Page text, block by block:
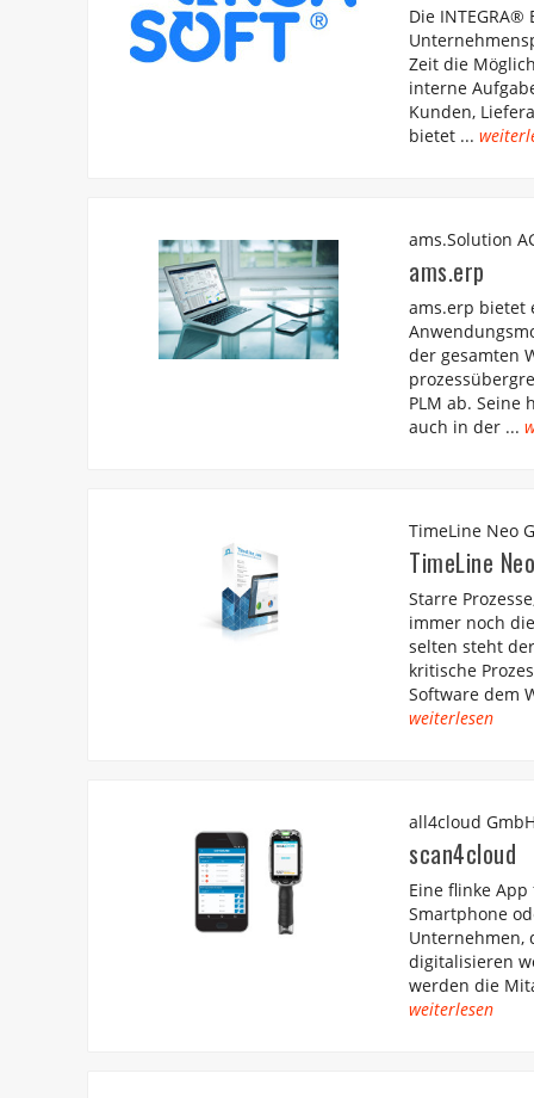
Die
Zeit die
interne
Kunden,
bietet ...
ams.Solution
ams.erp
ams.erp bietet
der gesamten
PLM ab.
auch in der ...
TimeLine Neo
TimeLine
Starre
immer noch
selten steht
kritische
Software dem
weiterlesen
all4cloud
scan4cloud
Eine flinke
Smartphone
Unternehmen,
digitalisieren
werden die
weiterlesen